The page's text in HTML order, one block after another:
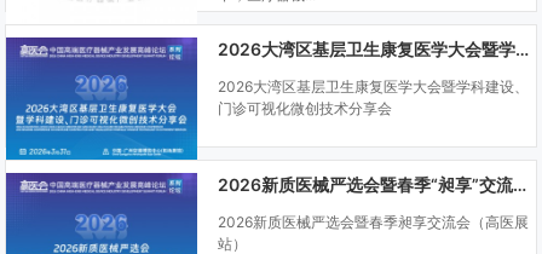
2026大湾区基层卫生康复医学大会暨学科建设、门诊可视化微创技术分享会
2026大湾区基层卫生康复医学大会暨学科建设、
门诊可视化微创技术分享会
2026新质医械严选会暨春季“昶享”交流会（高医展站）
2026新质医械严选会暨春季昶享交流会（高医展
站）